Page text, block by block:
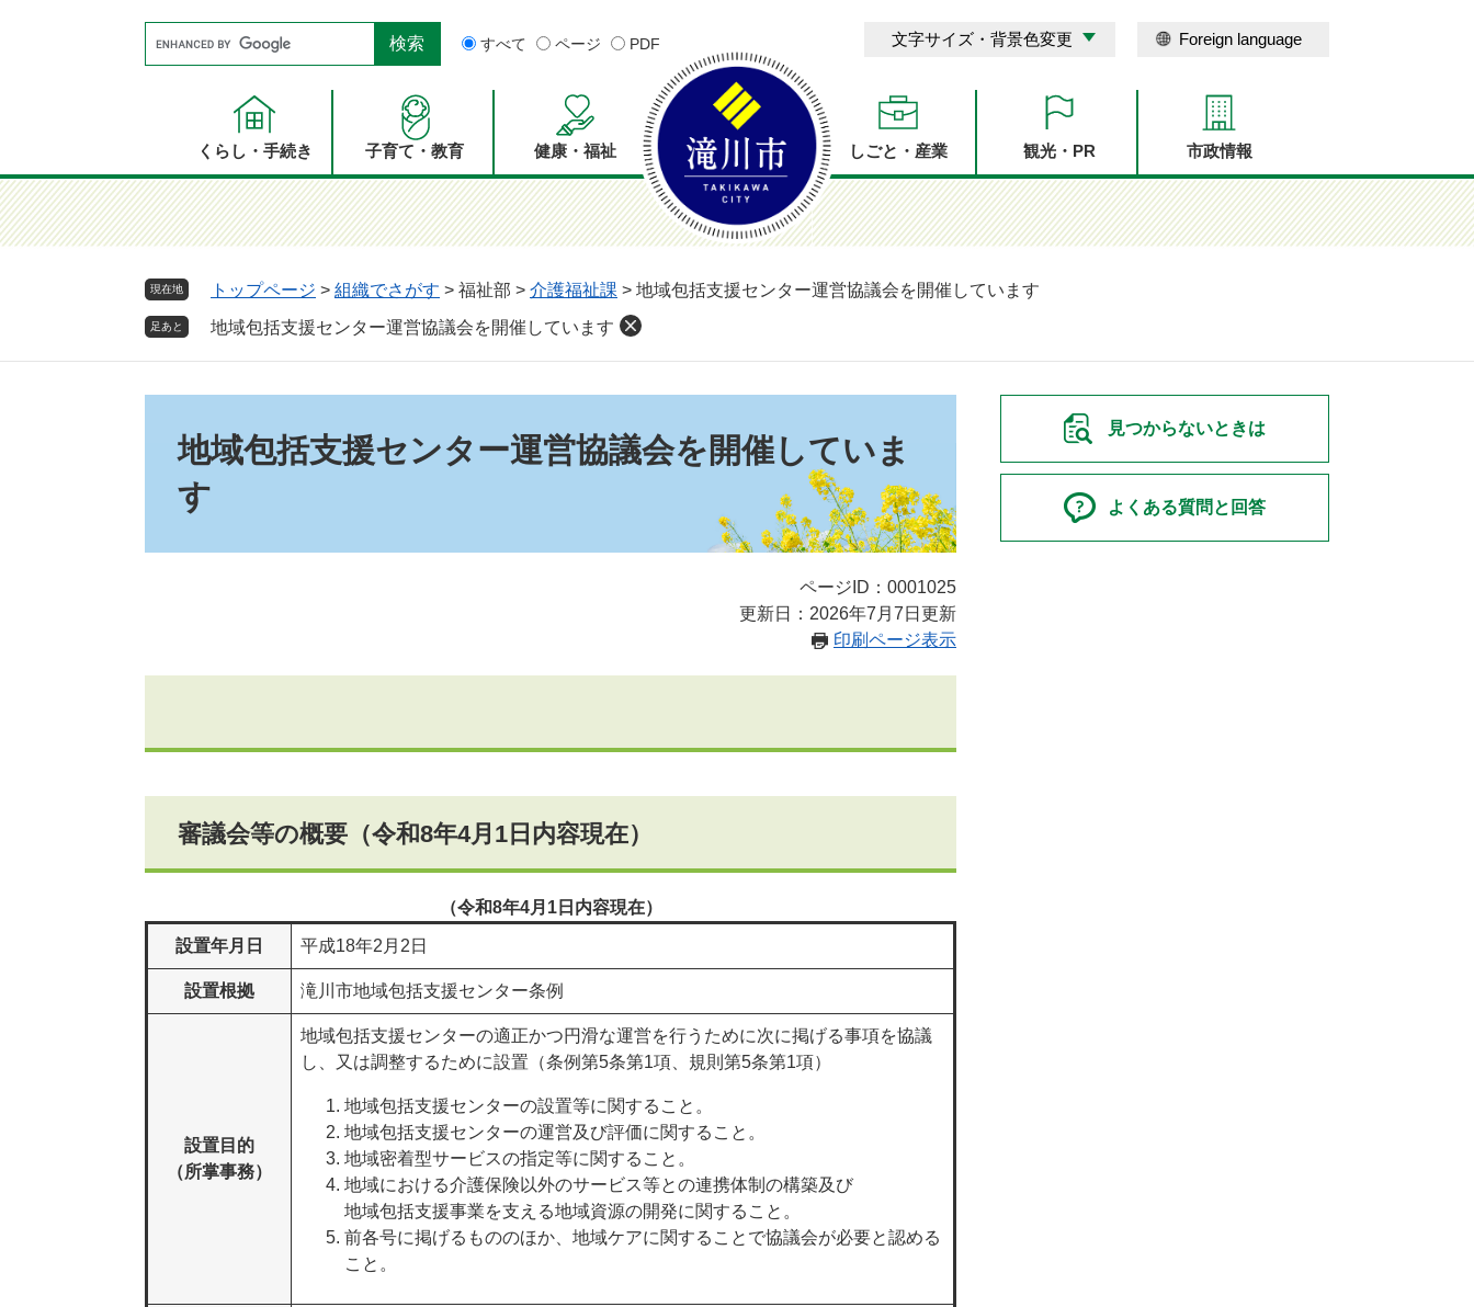
で
す。
ば
し
て
本
索
すべて ページ PDF 文字サイズ・背景色変更 Foreign language
くらし・手続き 子育て・教育 健康・福祉 しごと・産業 観光・PR 市政情報
現在地 トップページ > 組織でさがす > 福祉部 > 介護福祉課 > 地域包括支援センター運営協議会を開催しています
足あと 地域包括支援センター運営協議会を開催しています
地域包括支援センター運営協議会を開催していま
す
ページID：0001025
更新日：2026年7月7日更新
印刷ページ表示
審議会等の概要（令和8年4月1日内容現在）
（令和8年4月1日内容現在）
設置年月日 平成18年2月2日
設置根拠 滝川市地域包括支援センター条例
設置目的
（所掌事務）
地域包括支援センターの適正かつ円滑な運営を行うために次に掲げる事項を協議
し、又は調整するために設置（条例第5条第1項、規則第5条第1項）
地域包括支援センターの設置等に関すること。
地域包括支援センターの運営及び評価に関すること。
地域密着型サービスの指定等に関すること。
地域における介護保険以外のサービス等との連携体制の構築及び
地域包括支援事業を支える地域資源の開発に関すること。
前各号に掲げるもののほか、地域ケアに関することで協議会が必要と認める
こと。
見つからないときは
よくある質問と回答